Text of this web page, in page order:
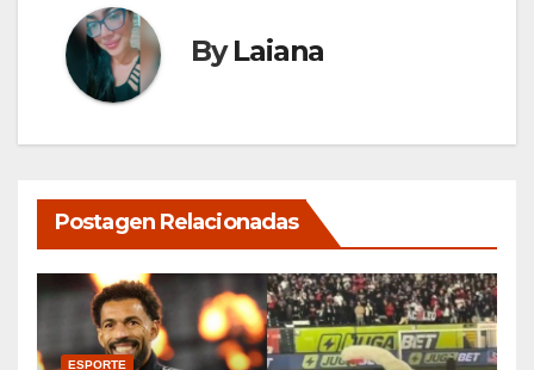
ByLaiana
Postagen Relacionadas
ESPORTE